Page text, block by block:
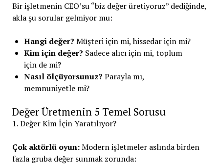
Bir işletmenin CEO’su “biz değer üretiyoruz” dediğinde,
akla şu sorular gelmiyor mu:
Hangi değer? Müşteri için mi, hissedar için mi?
Kim için değer? Sadece alıcı için mi, toplum
için de mi?
Nasıl ölçüyorsunuz? Parayla mı,
memnuniyetle mi?
Değer Üretmenin 5 Temel Sorusu
1. Değer Kim İçin Yaratılıyor?
Çok aktörlü oyun:Modern işletmeler aslında birden
fazla gruba değer sunmak zorunda: